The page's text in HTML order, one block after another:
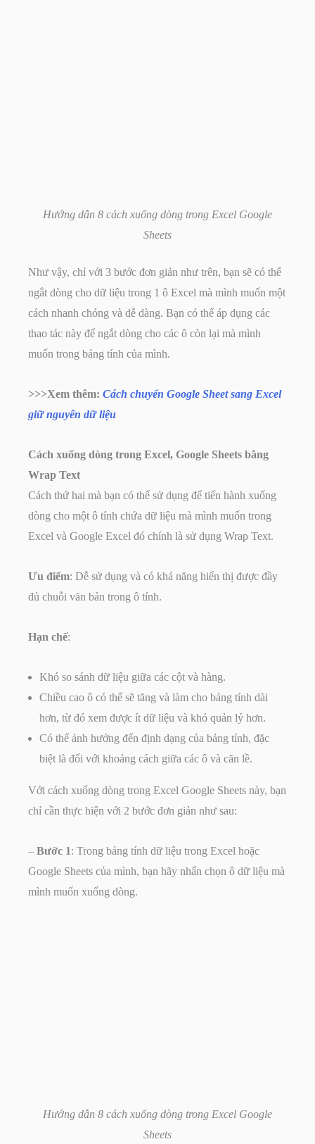
Hướng dẫn 8 cách xuống dòng trong Excel Google
Sheets
Như vậy, chỉ với 3 bước đơn giản như trên, bạn sẽ có thể
ngắt dòng cho dữ liệu trong 1 ô Excel mà mình muốn một
cách nhanh chóng và dễ dàng. Bạn có thể áp dụng các
thao tác này để ngắt dòng cho các ô còn lại mà mình
muốn trong bảng tính của mình.
>>>Xem thêm: Cách chuyển Google Sheet sang Excel
giữ nguyên dữ liệu
Cách xuống dòng trong Excel, Google Sheets bằng
Wrap Text
Cách thứ hai mà bạn có thể sử dụng để tiến hành xuống
dòng cho một ô tính chứa dữ liệu mà mình muốn trong
Excel và Google Excel đó chính là sử dụng Wrap Text.
Ưu điểm: Dễ sử dụng và có khả năng hiển thị được đầy
đủ chuỗi văn bản trong ô tính.
Hạn chế:
Khó so sánh dữ liệu giữa các cột và hàng.
Chiều cao ô có thể sẽ tăng và làm cho bảng tính dài
hơn, từ đó xem được ít dữ liệu và khó quản lý hơn.
Có thể ảnh hưởng đến định dạng của bảng tính, đặc
biệt là đối với khoảng cách giữa các ô và căn lề.
Với cách xuống dòng trong Excel Google Sheets này, bạn
chỉ cần thực hiện với 2 bước đơn giản như sau:
– Bước 1: Trong bảng tính dữ liệu trong Excel hoặc
Google Sheets của mình, bạn hãy nhấn chọn ô dữ liệu mà
mình muốn xuống dòng.
Hướng dẫn 8 cách xuống dòng trong Excel Google
Sheets